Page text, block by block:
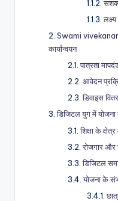
Swami
कार्यान्वयन
पात्रता
आवेदन
डिवाइस
डिजिटल युग में योजना
शिक्षा के
रोजगार
डिजिटल
योजना के